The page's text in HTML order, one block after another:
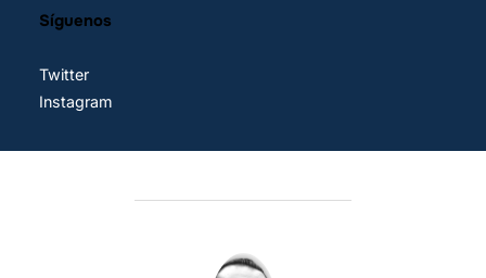
Síguenos
Twitter
Instagram
AUTOR DE LA ENTRADA